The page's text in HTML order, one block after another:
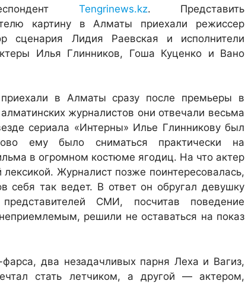
Tengrinews.kz. Представить
картину в Алматы приехали режиссер
сценария Лидия Раевская и исполнители
Илья Глинников, Гоша Куценко и Вано
приехали в Алматы сразу после премьеры в
журналистов они отвечали весьма
сериала «Интерны» Илье Глинникову был
ему было сниматься практически на
в огромном костюме ягодиц. На что актер
лексикой. Журналист позже поинтересовалась,
себя так ведет. В ответ он обругал девушку
СМИ, посчитав поведение
решили не оставаться на показ
два незадачливых парня Леха и Вагиз,
стать летчиком, а другой — актером,